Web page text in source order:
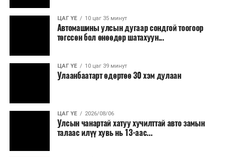
ЦАГ ҮЕ 10 цаг 35 минут
Автомашины улсын дугаар сондгой тоогоор
төгссөн бол өнөөдөр шатахуун...
ЦАГ ҮЕ 10 цаг 39 минут
Улаанбаатарт өдөртөө 30 хэм дулаан
ЦАГ ҮЕ 2026/08/06
Улсын чанартай хатуу хучилттай авто замын
талаас илүү хувь нь 13-аас...